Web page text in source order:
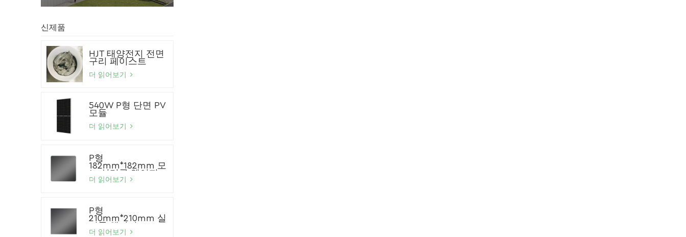
신제품
HJT 태양전지 전면
구리 페이스트
더 읽어보기
540W P형 단면 PV
모듈
더 읽어보기
P형
182mm*182mm 모
노 실리콘 웨이퍼
더 읽어보기
P형
210mm*210mm 실
리콘 웨이퍼
더 읽어보기